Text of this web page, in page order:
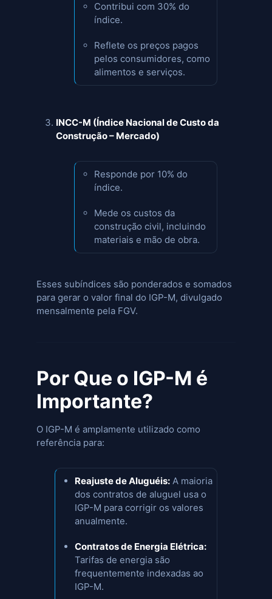
Contribui com 30% do
índice.
Reflete os preços pagos
pelos consumidores, como
alimentos e serviços.
INCC-M (Índice Nacional de Custo da
Construção – Mercado)
Responde por 10% do
índice.
Mede os custos da
construção civil, incluindo
materiais e mão de obra.
Esses subíndices são ponderados e somados
para gerar o valor final do IGP-M, divulgado
mensalmente pela FGV.
Por Que o IGP-M é
Importante?
O IGP-M é amplamente utilizado como
referência para:
Reajuste de Aluguéis: A maioria
dos contratos de aluguel usa o
IGP-M para corrigir os valores
anualmente.
Contratos de Energia Elétrica:
Tarifas de energia são
frequentemente indexadas ao
IGP-M.